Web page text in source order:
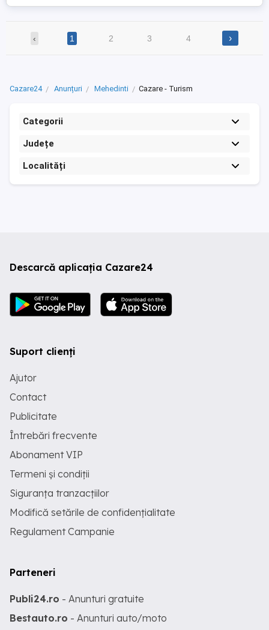
‹ 1 2 3 4 ›
Cazare24 Anunțuri Mehedinti Cazare - Turism
Categorii
Județe
Localități
Descarcă aplicația Cazare24
Suport clienți
Ajutor
Contact
Publicitate
Întrebări frecvente
Abonament VIP
Termeni și condiții
Siguranța tranzacțiilor
Modifică setările de confidențialitate
Regulament Campanie
Parteneri
Publi24.ro - Anunturi gratuite
Bestauto.ro - Anunturi auto/moto